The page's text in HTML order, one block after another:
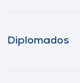
Diplomados